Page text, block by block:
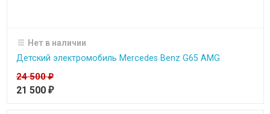
Нет в наличии
Детский электромобиль Mercedes Benz G65 AMG
24 500₽
21 500 ₽